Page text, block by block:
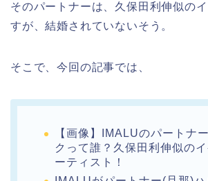
そのパートナーは、久保田利伸似の
すが、結婚されていないそう。
そこで、今回の記事では、
【画像】IMALUのパートナ
クって誰？久保田利伸似の
ーティスト！